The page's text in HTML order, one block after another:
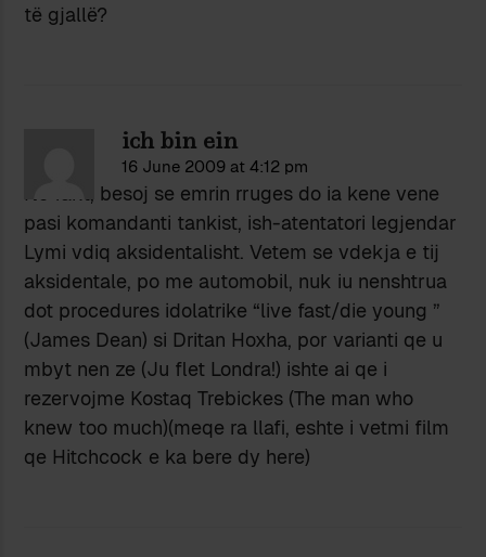
të gjallë?
ich bin ein
16 June 2009 at 4:12 pm
Ne fakt, besoj se emrin rruges do ia kene vene
pasi komandanti tankist, ish-atentatori legjendar
Lymi vdiq aksidentalisht. Vetem se vdekja e tij
aksidentale, po me automobil, nuk iu nenshtrua
dot procedures idolatrike “live fast/die young ”
(James Dean) si Dritan Hoxha, por varianti qe u
mbyt nen ze (Ju flet Londra!) ishte ai qe i
rezervojme Kostaq Trebickes (The man who
knew too much)(meqe ra llafi, eshte i vetmi film
qe Hitchcock e ka bere dy here)